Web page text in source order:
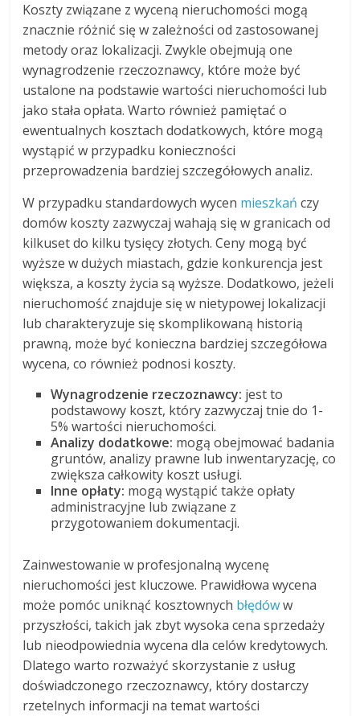
Koszty związane z wyceną nieruchomości mogą
znacznie różnić się w zależności od zastosowanej
metody oraz lokalizacji. Zwykle obejmują one
wynagrodzenie rzeczoznawcy, które może być
ustalone na podstawie wartości nieruchomości lub
jako stała opłata. Warto również pamiętać o
ewentualnych kosztach dodatkowych, które mogą
wystąpić w przypadku konieczności
przeprowadzenia bardziej szczegółowych analiz.
W przypadku standardowych wycen mieszkań czy
domów koszty zazwyczaj wahają się w granicach od
kilkuset do kilku tysięcy złotych. Ceny mogą być
wyższe w dużych miastach, gdzie konkurencja jest
większa, a koszty życia są wyższe. Dodatkowo, jeżeli
nieruchomość znajduje się w nietypowej lokalizacji
lub charakteryzuje się skomplikowaną historią
prawną, może być konieczna bardziej szczegółowa
wycena, co również podnosi koszty.
Wynagrodzenie rzeczoznawcy: jest to
podstawowy koszt, który zazwyczaj tnie do 1-
5% wartości nieruchomości.
Analizy dodatkowe: mogą obejmować badania
gruntów, analizy prawne lub inwentaryzację, co
zwiększa całkowity koszt usługi.
Inne opłaty: mogą wystąpić także opłaty
administracyjne lub związane z
przygotowaniem dokumentacji.
Zainwestowanie w profesjonalną wycenę
nieruchomości jest kluczowe. Prawidłowa wycena
może pomóc uniknąć kosztownych błędóww
przyszłości, takich jak zbyt wysoka cena sprzedaży
lub nieodpowiednia wycena dla celów kredytowych.
Dlatego warto rozważyć skorzystanie z usług
doświadczonego rzeczoznawcy, który dostarczy
rzetelnych informacji na temat wartości